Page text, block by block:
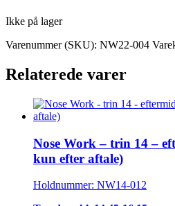
Ikke på lager
Varenummer (SKU): NW22-004
Relaterede varer
Nose Work – trin 14 –
kun efter aftale)
Holdnummer: NW14-012